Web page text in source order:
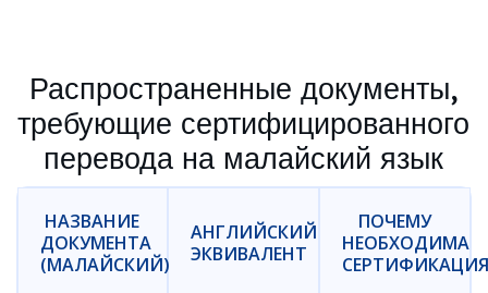
Распространенные документы,
требующие сертифицированного
перевода на малайский язык
НАЗВАНИЕ
ДОКУМЕНТА
(МАЛАЙСКИЙ)
АНГЛИЙСКИЙ
ЭКВИВАЛЕНТ
ПОЧЕМУ
НЕОБХОДИМА
СЕРТИФИКАЦИЯ